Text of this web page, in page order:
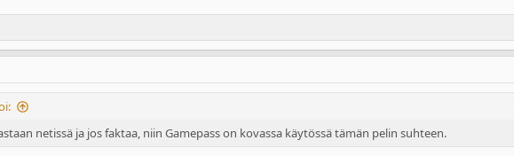
38
netissä ja jos faktaa, niin Gamepass on kovassa käytössä tämän pelin suhteen.